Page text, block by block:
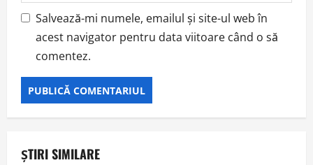
Salvează-mi numele, emailul și site-ul web în
acest navigator pentru data viitoare când o să
comentez.
ȘTIRI SIMILARE